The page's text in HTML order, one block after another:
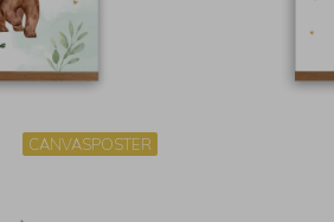
CANVASPOSTER